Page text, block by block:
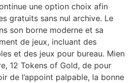
une option choix afin
gratuits sans nul archive. Le
son borne moderne et sa
de jeux, incluant des
et des jeux pour bureau. Mien
12 Tokens of Gold, de pour
de l’appoint palpable, la bonne